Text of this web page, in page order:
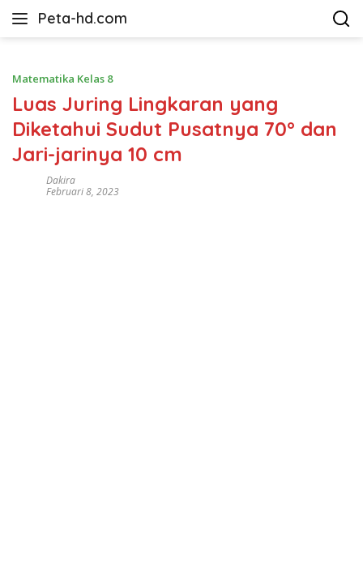
Peta-hd.com
Kumpulan
HD
Matematika Kelas 8
Luas Juring Lingkaran yang
Diketahui Sudut Pusatnya 70° dan
Jari-jarinya 10 cm
Dakira
Februari 8, 2023